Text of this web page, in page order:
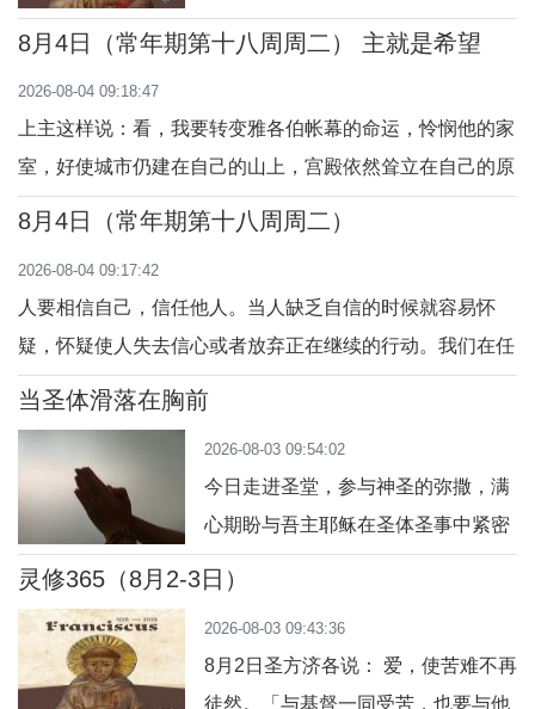
内。」（若 15:4）今日行动：多次简
8月4日（常年期第十八周周二） 主就是希望
2026-08-04 09:18:47
上主这样说：看，我要转变雅各伯帐幕的命运，怜悯他的家
室，好使城市仍建在自己的山上，宫殿依然耸立在自己的原
处，从那里发出颂谢的歌声，欢乐的呼声。（耶30:1-2,12-
伤害自己，也伤害他人。然而，天主绝不会抛弃自己盟约的
人民，必以怜悯和宽恕更新并重建人心。犹太
8月4日（常年期第十八周周二）
2026-08-04 09:17:42
人要相信自己，信任他人。当人缺乏自信的时候就容易怀
疑，怀疑使人失去信心或者放弃正在继续的行动。我们在任
何时候都要信赖慈悲的主在风雨中与我们同行，帮助人面对
一上了船，风就停了。船上的人便朝拜他说：「你真是天主
子。」（玛14：22-36）
当圣体滑落在胸前
2026-08-03 09:54:02
今日走进圣堂，参与神圣的弥撒，满
心期盼与吾主耶稣在圣体圣事中紧密
没有稳妥入口，轻轻滑落，落在了我
的左胸前。那一刻，瞬间心头一紧，
灵修365（8月2-3日）
2026-08-03 09:43:36
8月2日圣方济各说： 爱，使苦难不再
徒然。「与基督一同受苦，也要与他